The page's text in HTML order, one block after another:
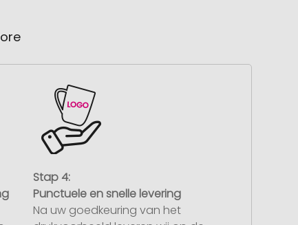
Stap 4:
Punctuele en snelle levering
Na uw goedkeuring van het